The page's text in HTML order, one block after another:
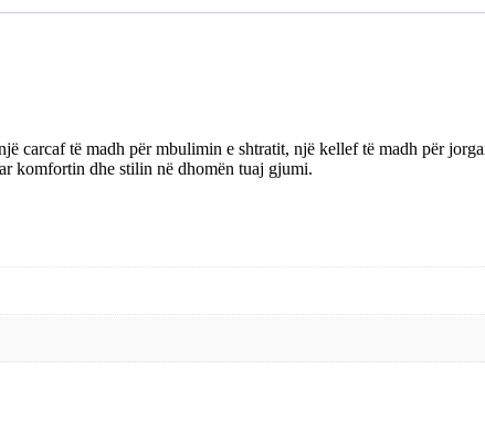
carcaf të madh për mbulimin e shtratit, një kellef të madh për
komfortin dhe stilin në dhomën tuaj gjumi.